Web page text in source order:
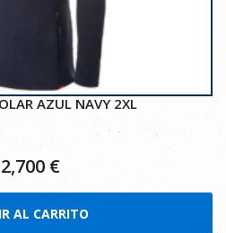
AZUL NAVY 2XL
€
AL CARRITO